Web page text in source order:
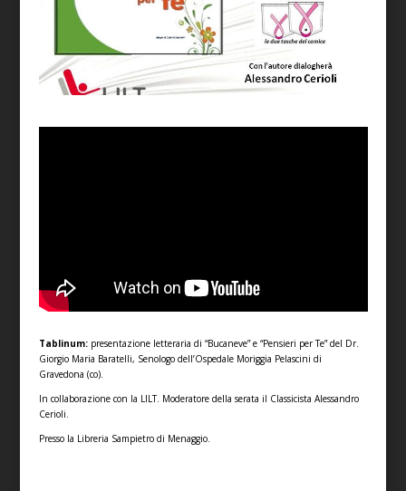
Tablinum:presentazione letteraria di “Bucaneve” e “Pensieri per Te” del Dr.
Giorgio Maria Baratelli, Senologo dell’Ospedale Moriggia Pelascini di
Gravedona (co).
In collaborazione con la LILT. Moderatore della serata il Classicista Alessandro
Cerioli.
Presso la Libreria Sampietro di Menaggio.